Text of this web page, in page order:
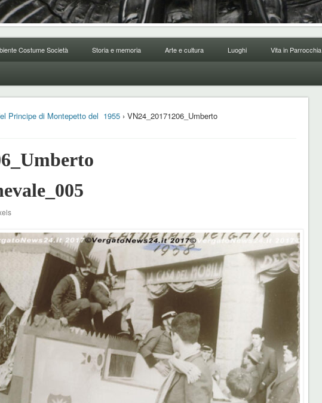
Costume Società Storia e memoria Arte e cultura Luoghi Vita in Parrocchia
Principe di Montepetto del 1955› VN24_20171206_Umberto